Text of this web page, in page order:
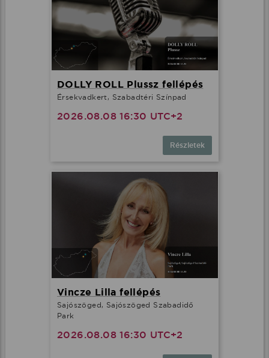
DOLLY ROLL Plussz fellépés
Érsekvadkert, Szabadtéri Színpad
2026.08.08 16:30 UTC+2
Részletek
Vincze Lilla fellépés
Sajószöged, Sajószöged Szabadidő
Park
2026.08.08 16:30 UTC+2